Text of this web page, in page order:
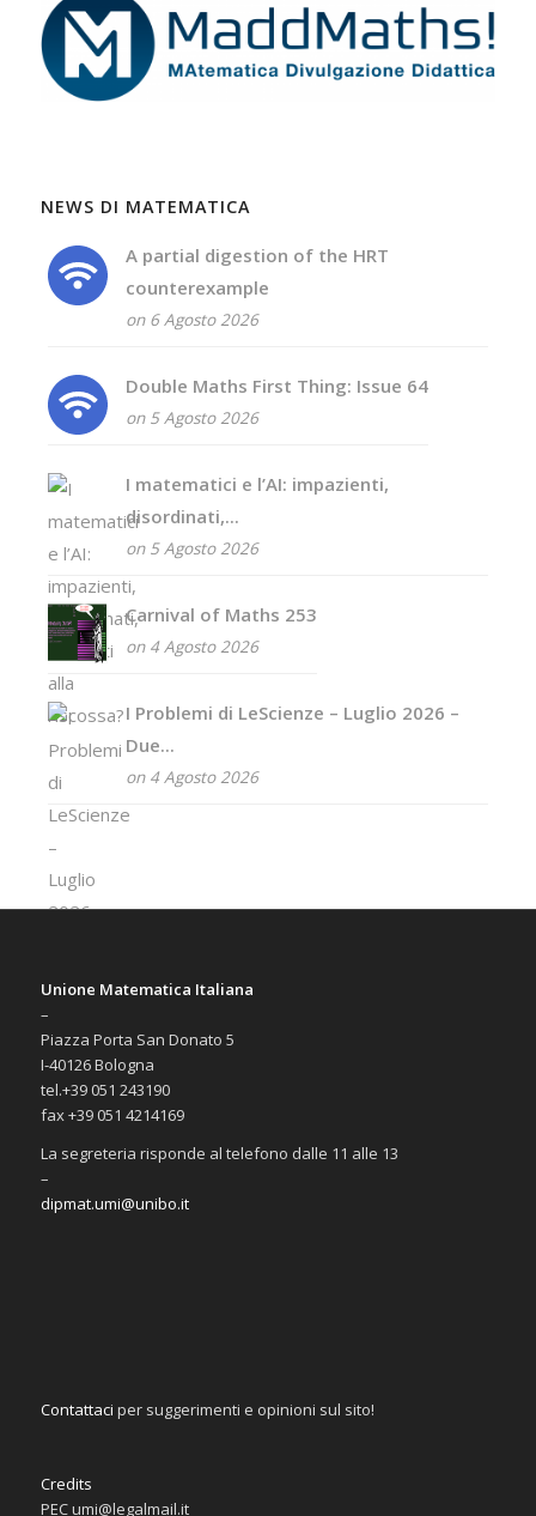
NEWS DI MATEMATICA
A partial digestion of the HRT
counterexample
on 6 Agosto 2026
Double Maths First Thing: Issue 64
on 5 Agosto 2026
I matematici e l’AI: impazienti,
disordinati,...
on 5 Agosto 2026
Carnival of Maths 253
on 4 Agosto 2026
I Problemi di LeScienze – Luglio 2026 –
Due...
on 4 Agosto 2026
Unione Matematica Italiana
–
Piazza Porta San Donato 5
I-40126 Bologna
tel.+39 051 243190
fax +39 051 4214169
La segreteria risponde al telefono dalle 11 alle 13
–
dipmat.umi@unibo.it
Contattaci per suggerimenti e opinioni sul sito!
Credits
PEC umi@legalmail.it